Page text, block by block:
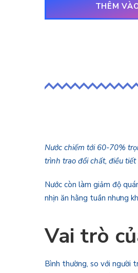
THÊM
Nước chiếm tới 60-70%
trình trao đổi chất, điều
Nước còn làm giảm độ
nhịn ăn hằng tuần nhưng
Vai trò
Bình thường, so với người